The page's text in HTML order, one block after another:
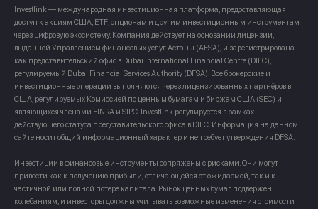
Investlink — международная инвестиционная платформа, предоставляющая
доступ к акциям США, ETF, опционам и другим инвестиционным инструментам
через цифровую экосистему. Компания действует на основании лицензии,
выданной Управлением финансовых услуг Астаны (AFSA), и зарегистрирована
как представительский офис в Dubai International Financial Centre (DIFC),
регулируемый Dubai Financial Services Authority (DFSA). Все брокерские и
инвестиционные операции выполняются через лицензированных партнёров в
США, регулируемых Комиссией по ценным бумагам и биржам США (SEC) и
являющихся членами FINRA и SIPC. Investlink регулируется в рамках
действующего статуса представительского офиса в DIFC. Информация на данном
сайте носит общий информационный характер и не требует утверждения DFSA.
Инвестиции в финансовые инструменты сопряжены с рисками. Они могут
привести как к получению прибыли, отличающейся от ожидаемой, так и к
частичной или полной потере капитала. Рынок ценных бумаг подвержен
колебаниям, и инвесторы должны учитывать возможные изменения стоимости